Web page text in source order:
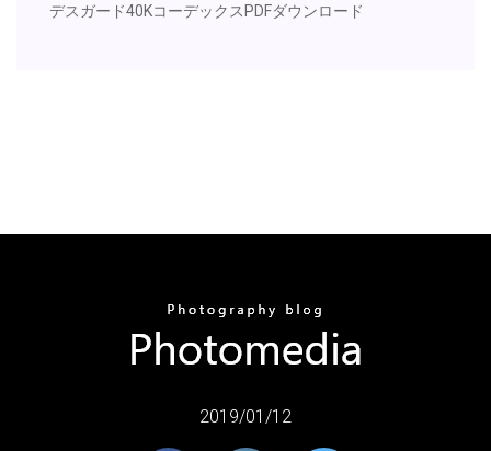
デスガード40KコーデックスPDFダウンロード
2019/01/12